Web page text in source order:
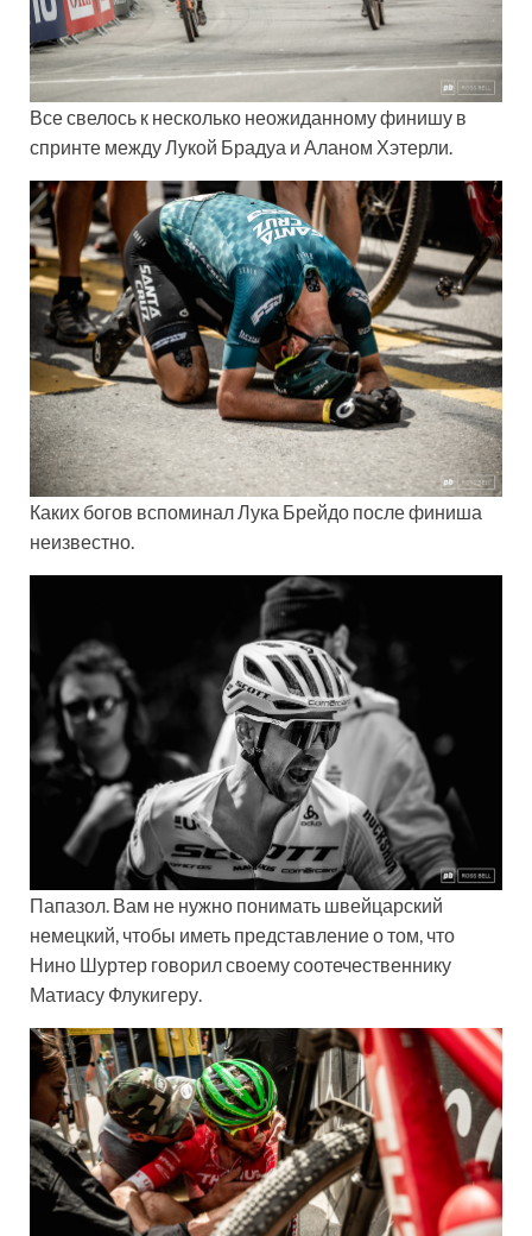
Все свелось к несколько неожиданному финишу в
спринте между Лукой Брадуа и Аланом Хэтерли.
Каких богов вспоминал Лука Брейдо после финиша
неизвестно.
Папазол. Вам не нужно понимать швейцарский
немецкий, чтобы иметь представление о том, что
Нино Шуртер говорил своему соотечественнику
Матиасу Флукигеру.